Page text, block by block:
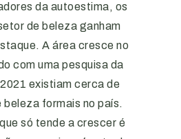
da autoestima, os
de beleza ganham
A área cresce no
com uma pesquisa da
existiam cerca de
beleza formais no país.
só tende a crescer é